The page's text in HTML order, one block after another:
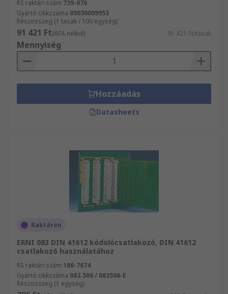
RS raktári szám 739-076
Gyártó cikkszáma 09030009953
Részösszeg (1 tasak / 100 egység)
91 421 Ft(ÁFA nélkül) 91 421 Ft/tasak
Mennyiség
Hozzáadás
Datasheets
Raktáron
ERNI 083 DIN 41612 kódolócsatlakozó, DIN 41612
csatlakozó használatához
RS raktári szám 186-7674
Gyártó cikkszáma 083.506 / 083506-E
Részösszeg (1 egység)